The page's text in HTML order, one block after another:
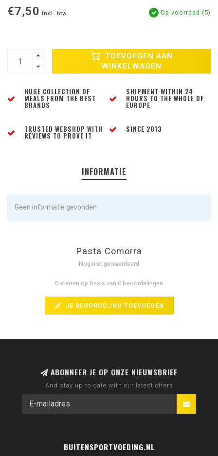
€7,50 Incl. btw Op voorraad (5)
TOEVOEGEN AAN
WINKELWAGEN
HUGE COLLECTION OF
MEALS FROM THE BEST
BRANDS
SHIPMENT WITHIN 24
HOURS TO THE WHOLE OF
EUROPE
TRUSTED WEBSHOP WITH
REVIEWS TO PROVE IT
SINCE 2013
INFORMATIE
Geen informatie gevonden
Pasta Comorra
Nog niet gewaardeerd
0 sterren op basis van 0 beoordelingen
JE BEOORDELING TOEVOEGEN
ABONNEER JE OP ONZE NIEUWSBRIEF
And stay up to date with our latest offers
BUITENSPORTVOEDING.NL